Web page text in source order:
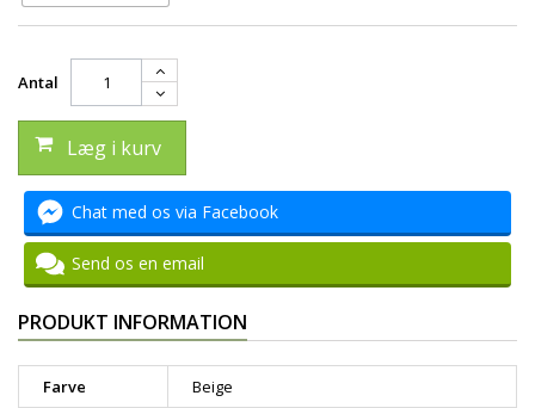
Antal
Læg i kurv
Chat med os via Facebook
Send os en email
PRODUKT INFORMATION
Farve
Beige